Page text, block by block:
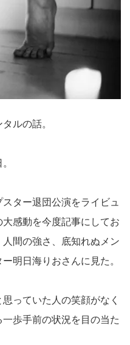
ルの話。
ター退団公演をライビュ
感動を今度記事にしてお
間の強さ、底知れぬメン
明日海りおさんに見た。
っていた人の笑顔がなく
歩手前の状況を目の当た